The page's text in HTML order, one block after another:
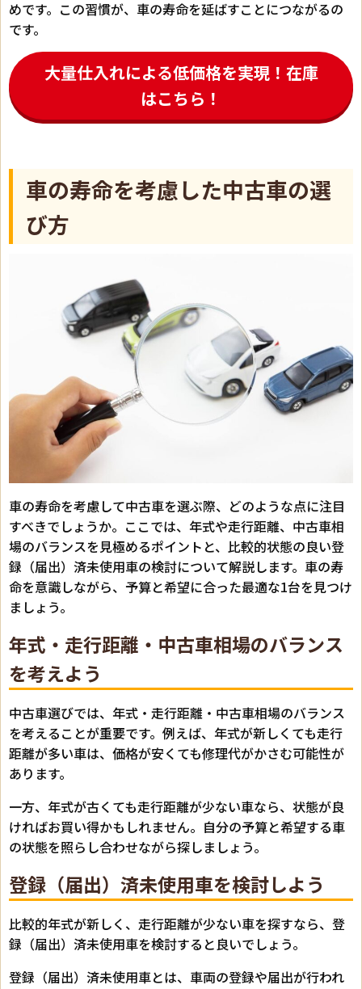
めです。この習慣が、車の寿命を延ばすことにつながるの
です。
大量仕入れによる低価格を実現！在庫
はこちら！
車の寿命を考慮した中古車の選
び方
車の寿命を考慮して中古車を選ぶ際、どのような点に注目
すべきでしょうか。ここでは、年式や走行距離、中古車相
場のバランスを見極めるポイントと、比較的状態の良い登
録（届出）済未使用車の検討について解説します。車の寿
命を意識しながら、予算と希望に合った最適な1台を見つけ
ましょう。
年式・走行距離・中古車相場のバランス
を考えよう
中古車選びでは、年式・走行距離・中古車相場のバランス
を考えることが重要です。例えば、年式が新しくても走行
距離が多い車は、価格が安くても修理代がかさむ可能性が
あります。
一方、年式が古くても走行距離が少ない車なら、状態が良
ければお買い得かもしれません。自分の予算と希望する車
の状態を照らし合わせながら探しましょう。
登録（届出）済未使用車を検討しよう
比較的年式が新しく、走行距離が少ない車を探すなら、登
録（届出）済未使用車を検討すると良いでしょう。
登録（届出）済未使用車とは、車両の登録や届出が行われ